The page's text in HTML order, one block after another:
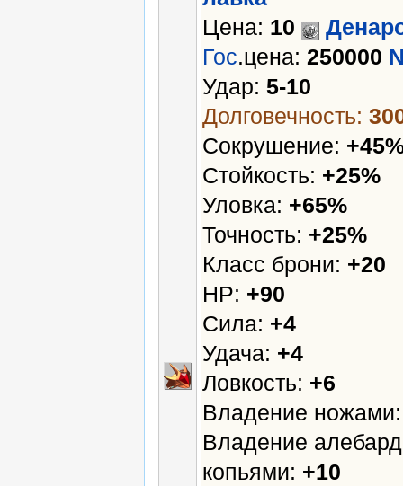
Цена: 10
Гос.цена: 250000
Удар: 5-10
Долговечность:
Сокрушение:
Стойкость: +25%
Уловка: +65%
Точность: +25%
Класс брони: +20
HP: +90
Сила: +4
Удача: +4
Ловкость: +6
Владение
Владение
копьями: +10